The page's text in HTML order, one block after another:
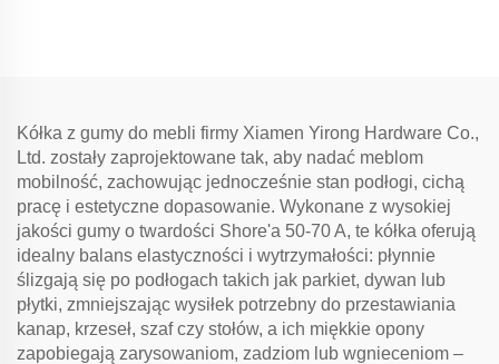
Kółka z gumy do mebli firmy Xiamen Yirong Hardware Co.,
Ltd. zostały zaprojektowane tak, aby nadać meblom
mobilność, zachowując jednocześnie stan podłogi, cichą
pracę i estetyczne dopasowanie. Wykonane z wysokiej
jakości gumy o twardości Shore'a 50-70 A, te kółka oferują
idealny balans elastyczności i wytrzymałości: płynnie
ślizgają się po podłogach takich jak parkiet, dywan lub
płytki, zmniejszając wysiłek potrzebny do przestawiania
kanap, krzeseł, szaf czy stołów, a ich miękkie opony
zapobiegają zarysowaniom, zadziom lub wgnieceniom –